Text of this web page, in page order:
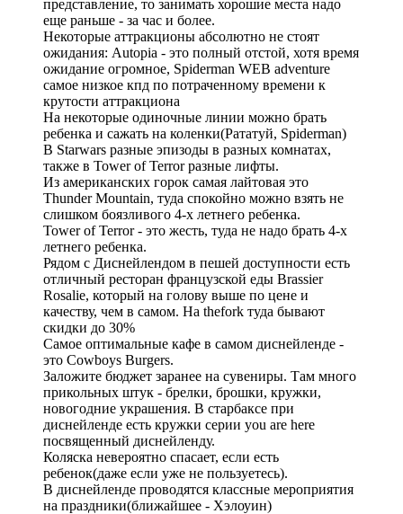
представление, то занимать хорошие места надо
еще раньше - за час и более.
Некоторые аттракционы абсолютно не стоят
ожидания: Autopia - это полный отстой, хотя время
ожидание огромное, Spiderman WEB adventure
самое низкое кпд по потраченному времени к
крутости аттракциона
На некоторые одиночные линии можно брать
ребенка и сажать на коленки(Рататуй, Spiderman)
В Starwars разные эпизоды в разных комнатах,
также в Tower of Terror разные лифты.
Из американских горок самая лайтовая это
Thunder Mountain, туда спокойно можно взять не
слишком боязливого 4-х летнего ребенка.
Tower of Terror - это жесть, туда не надо брать 4-х
летнего ребенка.
Рядом с Диснейлендом в пешей доступности есть
отличный ресторан французской еды Brassier
Rosalie, который на голову выше по цене и
качеству, чем в самом. На thefork туда бывают
скидки до 30%
Самое оптимальные кафе в самом диснейленде -
это Cowboys Burgers.
Заложите бюджет заранее на сувениры. Там много
прикольных штук - брелки, брошки, кружки,
новогодние украшения. В старбаксе при
диснейленде есть кружки серии you are here
посвященный диснейленду.
Коляска невероятно спасает, если есть
ребенок(даже если уже не пользуетесь).
В диснейленде проводятся классные мероприятия
на праздники(ближайшее - Хэлоуин)